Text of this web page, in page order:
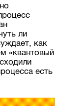
ли
как
«квантовый
есть